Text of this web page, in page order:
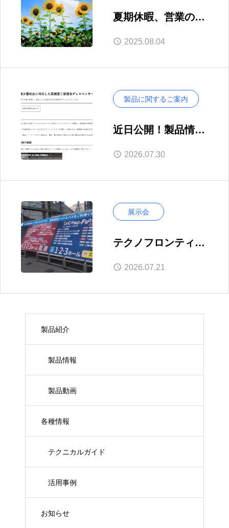
夏期休暇、営業のお
知らせ
2025.08.04
製品に関するご案内
近日公開！製品情報
ページをリニューア
2026.07.30
展示会
テクノフロンティア
2026へ行ってきまし
2026.07.21
製品紹介
製品情報
製品動画
各種情報
テクニカルガイド
活用事例
お知らせ